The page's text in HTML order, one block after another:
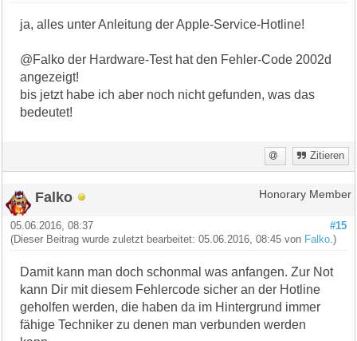
ja, alles unter Anleitung der Apple-Service-Hotline!
@Falko der Hardware-Test hat den Fehler-Code 2002d
angezeigt!
bis jetzt habe ich aber noch nicht gefunden, was das
bedeutet!
Zitieren
Falko Honorary Member
#15
05.06.2016, 08:37
(Dieser Beitrag wurde zuletzt bearbeitet: 05.06.2016, 08:45 von Falko .)
Damit kann man doch schonmal was anfangen. Zur Not
kann Dir mit diesem Fehlercode sicher an der Hotline
geholfen werden, die haben da im Hintergrund immer
fähige Techniker zu denen man verbunden werden